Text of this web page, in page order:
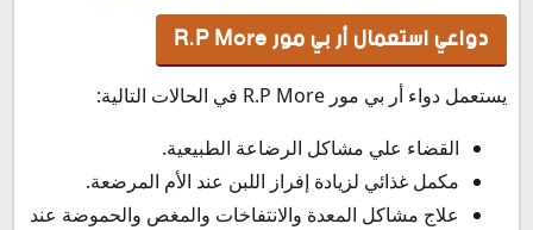
دواعي استعمال أر بي مور R.P More
يستعمل دواء أر بي مور R.P More في الحالات التالية:
القضاء علي مشاكل الرضاعة الطبيعية.
مكمل غذائي لزيادة إفراز اللبن عند الأم المرضعة.
علاج مشاكل المعدة والانتفاخات والمغص والحموضة عند